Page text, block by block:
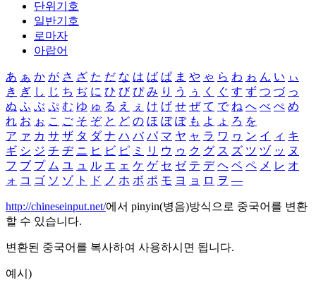
단위기호
일반기호
로마자
아랍어
あ ぁ か が さ ざ た だ な は ば ぱ ま や ゃ ら わ ゎ ん い ぃ
き ぎ し じ ち ぢ に ひ び ぴ み り う ぅ く ぐ す ず つ づ っ
ぬ ふ ぶ ぷ む ゆ ゅ る え ぇ け げ せ ぜ て で ね へ べ ぺ め
れ お ぉ こ ご そ ぞ と ど の ほ ぼ ぽ も よ ょ ろ を
ア ァ カ サ ザ タ ダ ナ ハ バ パ マ ヤ ャ ラ ワ ヮ ン イ ィ キ
ギ シ ジ チ ヂ ニ ヒ ビ ピ ミ リ ウ ゥ ク グ ス ズ ツ ヅ ッ ヌ
フ ブ プ ム ユ ュ ル エ ェ ケ ゲ セ ゼ テ デ ヘ ベ ペ メ レ オ
ォ コ ゴ ソ ゾ ト ド ノ ホ ボ ポ モ ヨ ョ ロ ヲ ―
http://chineseinput.net/에서 pinyin(병음)방식으로 중국어를 변환
할 수 있습니다.
변환된 중국어를 복사하여 사용하시면 됩니다.
예시)